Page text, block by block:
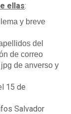
ellas:
y breve
del
de correo
de anverso y
15 de
Salvador